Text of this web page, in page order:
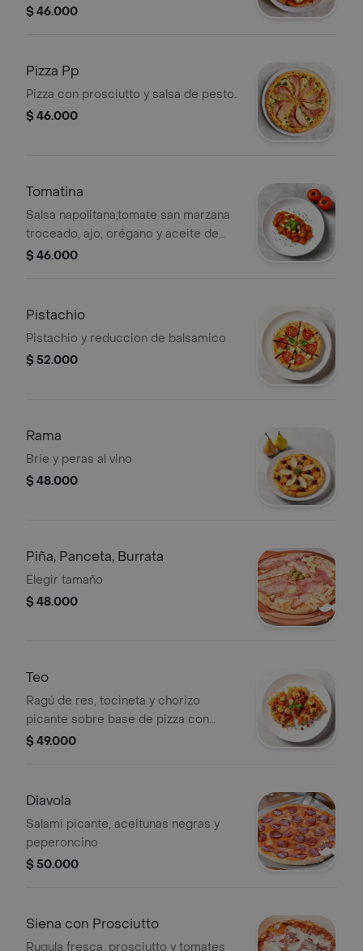
fresca.
$ 46.000
Pizza Pp
Pizza con prosciutto y salsa de pesto.
$ 46.000
Tomatina
Salsa napolitana,tomate san marzana
troceado, ajo, orégano y aceite de
olivas
$ 46.000
Pistachio
Pistachio y reduccion de balsamico
$ 52.000
Rama
Brie y peras al vino
$ 48.000
Piña, Panceta, Burrata
Elegir tamaño
$ 48.000
Teo
Ragú de res, tocineta y chorizo
picante sobre base de pizza con
espaguetis y queso.
$ 49.000
Diavola
Salami picante, aceitunas negras y
peperoncino
$ 50.000
Siena con Prosciutto
Rugula fresca, prosciutto y tomates